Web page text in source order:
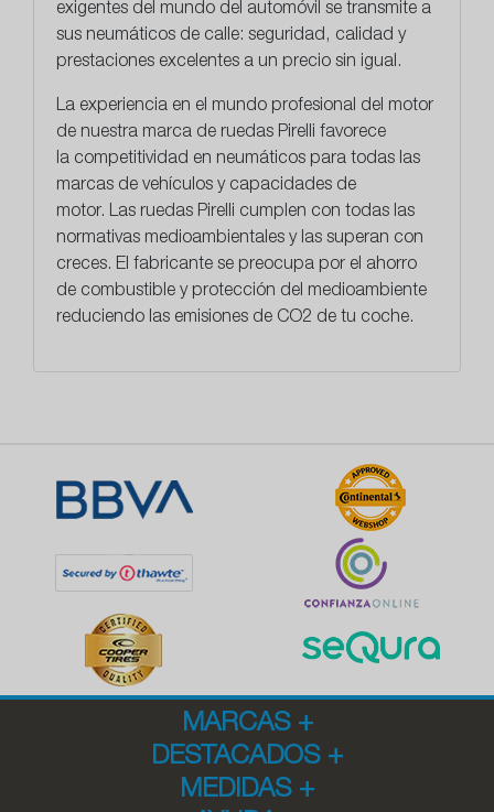
exigentes del mundo del automóvil se transmite a
sus neumáticos de calle: seguridad, calidad y
prestaciones excelentes a un precio sin igual.
La experiencia en el mundo profesional del motor
de nuestra marca de ruedas Pirelli favorece
la competitividad en neumáticos para todas las
marcas de vehículos y capacidades de
motor. Las ruedas Pirelli cumplen con todas las
normativas medioambientales y las superan con
creces. El fabricante se preocupa por el ahorro
de combustible y protección del medioambiente
reduciendo las emisiones de CO2 de tu coche.
MARCAS +
DESTACADOS +
MEDIDAS +